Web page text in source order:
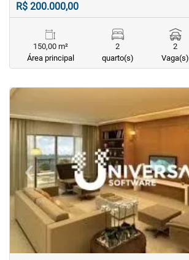
R$ 200.000,00
150,00 m²
Área principal
2
quarto(s)
2
Vaga(s)
<
‹
Previous